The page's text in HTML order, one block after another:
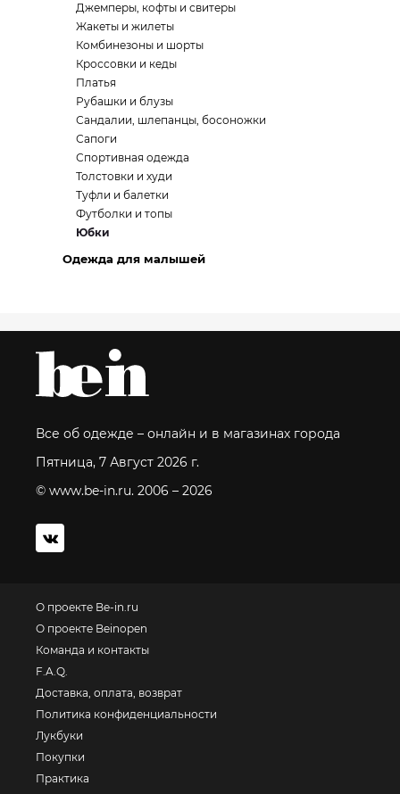
Джемперы, кофты и свитеры
Жакеты и жилеты
Комбинезоны и шорты
Кроссовки и кеды
Платья
Рубашки и блузы
Сандалии, шлепанцы, босоножки
Сапоги
Спортивная одежда
Толстовки и худи
Туфли и балетки
Футболки и топы
Юбки
Одежда для малышей
Все об одежде – онлайн и в магазинах города
Пятница, 7 Август 2026 г.
© www.be-in.ru. 2006 – 2026
О проекте Be-in.ru
О проекте Beinopen
Команда и контакты
F.A.Q.
Доставка, оплата, возврат
Политика конфиденциальности
Лукбуки
Покупки
Практика